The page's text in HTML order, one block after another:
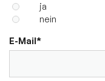
ja
nein
E-Mail*